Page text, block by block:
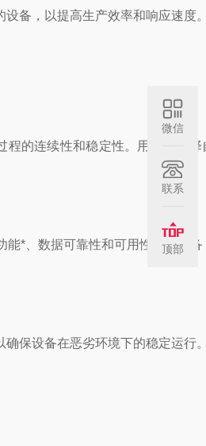
备，以提高生产效率和响应速度
的连续性和稳定性。用户应选择
*、数据可靠性和可用性高的设备
保设备在恶劣环境下的稳定运行
微信
联系
顶部